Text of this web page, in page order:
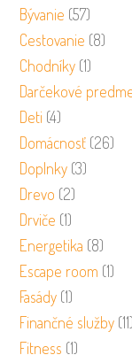
Bývanie (57)
Cestovanie (8)
Chodníky (1)
Darčekové
Deti (4)
Domácnosť (26)
Doplnky (3)
Drevo (2)
Drviče (1)
Energetika (8)
Escape room (1)
Fasády (1)
Finančné služby (11)
Fitness (1)